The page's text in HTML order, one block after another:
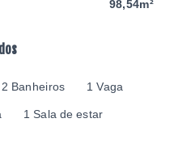
2 Banheiros 1 Vaga
1 Sala de estar
98,54m²